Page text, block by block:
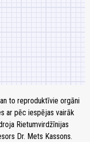
to reproduktīvie orgāni
ar pēc iespējas vairāk
Rietumvirdžīnijas
Dr. Mets Kassons.